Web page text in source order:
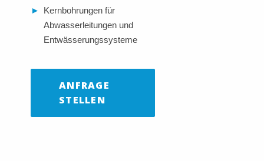
►
Kernbohrungen für
Abwasserleitungen und
Entwässerungssysteme
ANFRAGE
STELLEN